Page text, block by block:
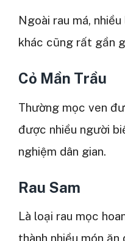
Ngoài rau má,
khác cũng rất gần
Cỏ Mần Trầu
Thường mọc ven
được nhiều người
nghiệm dân gian.
Rau Sam
Là loại rau mọc
thành nhiều món ăn